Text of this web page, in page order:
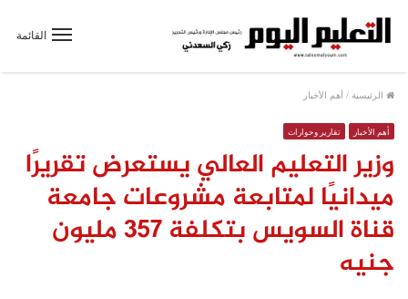
القائمة
الرئيسية / أهم الأخبار
أهم الأخبار تقارير وحوارات
وزير التعليم العالي يستعرض تقريرًا
ميدانيًا لمتابعة مشروعات جامعة
قناة السويس بتكلفة 357 مليون
جنيه